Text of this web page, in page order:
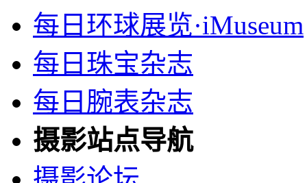
每日环球展览·iMuseum
每日珠宝杂志
每日腕表杂志
摄影站点导航